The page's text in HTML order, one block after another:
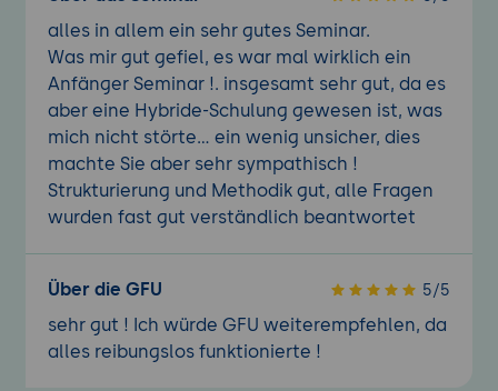
Dokumentation von Outlook-Elementen in
Microsoft OneNote
Besprechungsplanung mit Microsoft
Teams
alles in allem ein sehr gutes Seminar.
Was mir gut gefiel, es war mal wirklich ein
Anfänger Seminar !. insgesamt sehr gut, da es
aber eine Hybride-Schulung gewesen ist, was
mich nicht störte... ein wenig unsicher, dies
machte Sie aber sehr sympathisch !
Strukturierung und Methodik gut, alle Fragen
wurden fast gut verständlich beantwortet
Über die GFU 5/5
sehr gut ! Ich würde GFU weiterempfehlen, da
alles reibungslos funktionierte !